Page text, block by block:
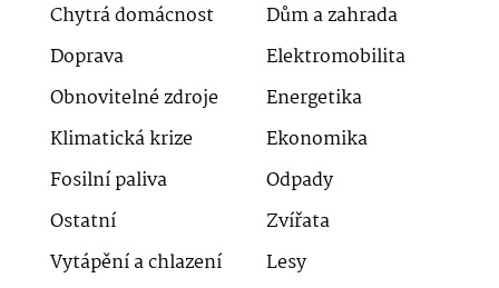
Chytrá domácnost
Dům a zahrada
Doprava
Elektromobilita
Obnovitelné zdroje
Energetika
Klimatická krize
Ekonomika
Fosilní paliva
Odpady
Ostatní
Zvířata
Vytápění a chlazení
Lesy